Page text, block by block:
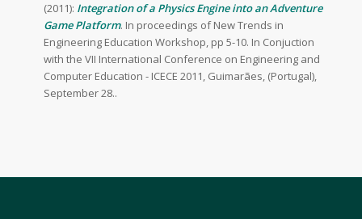
(2011): Integration of a Physics Engine into an Adventure
Game Platform. In proceedings of New Trends in
Engineering Education Workshop, pp 5-10. In Conjuction
with the VII International Conference on Engineering and
Computer Education - ICECE 2011, Guimarães, (Portugal),
September 28..